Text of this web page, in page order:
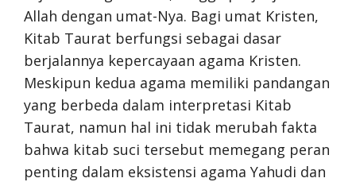
Allah dengan umat-Nya. Bagi umat Kristen,
Kitab Taurat berfungsi sebagai dasar
berjalannya kepercayaan agama Kristen.
Meskipun kedua agama memiliki pandangan
yang berbeda dalam interpretasi Kitab
Taurat, namun hal ini tidak merubah fakta
bahwa kitab suci tersebut memegang peran
penting dalam eksistensi agama Yahudi dan